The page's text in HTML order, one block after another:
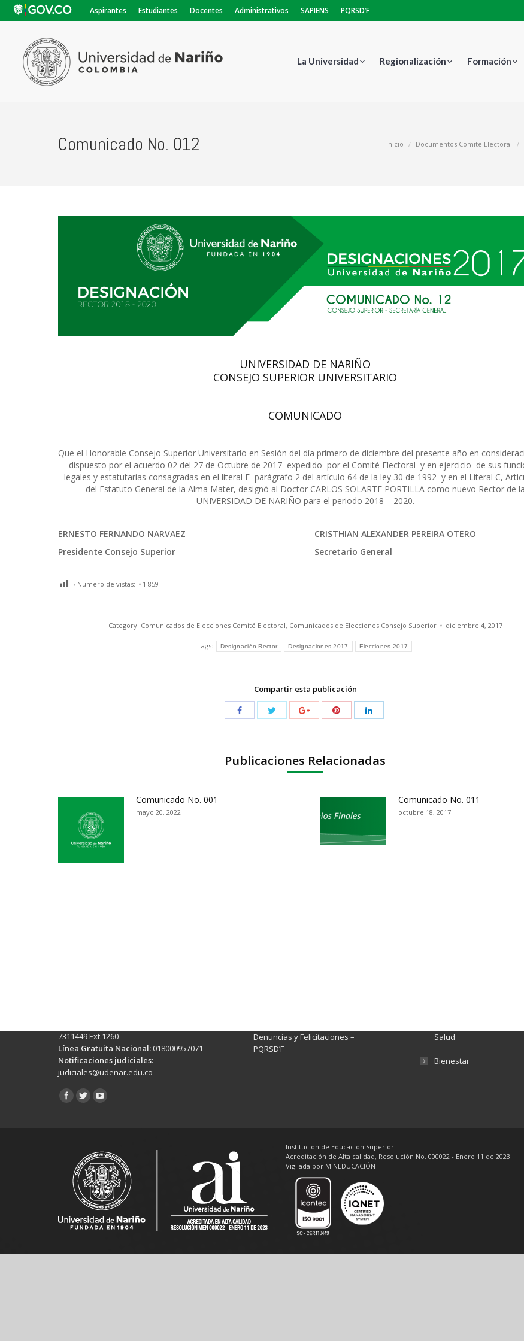
Aspirantes Estudiantes Docentes Administrativos SAPIENS PQRSD’F
La Universidad Regionalización Formación
Comunicado No. 012 Inicio Documentos Comité Electoral
UNIVERSIDAD DE NARIÑO
CONSEJO SUPERIOR UNIVERSITARIO
COMUNICADO
Que el Honorable Consejo Superior Universitario en Sesión del día primero de diciembre del presente año en
dispuesto por el acuerdo 02 del 27 de Octubre de 2017 expedido por el Comité Electoral y en ejercicio de sus
legales y estatutarias consagradas en el literal E parágrafo 2 del artículo 64 de la ley 30 de 1992 y en el Literal C,
del Estatuto General de la Alma Mater, designó al Doctor CARLOS SOLARTE PORTILLA como nuevo Rector de la
UNIVERSIDAD DE NARIÑO para el periodo 2018 – 2020.
ERNESTO FERNANDO NARVAEZ
Presidente Consejo Superior
CRISTHIAN ALEXANDER PEREIRA OTERO
Secretario General
Número de vistas: 1.859
Category: Comunicados de Elecciones Comité Electoral, Comunicados de Elecciones Consejo Superior diciembre 4, 2017
Tags: Designación Rector Designaciones 2017 Elecciones 2017
Compartir esta publicación
Publicaciones Relacionadas
Comunicado No. 001
mayo 20, 2022
Comunicado No. 011
octubre 18, 2017
7311449 Ext.1260
Línea Gratuita Nacional: 018000957071
Notificaciones judiciales:
judiciales@udenar.edu.co
Encuéntranos en:
Denuncias y Felicitaciones –
PQRSD’F
Salud
Bienestar
Institución de Educación Superior
Acreditación de Alta calidad, Resolución No. 000022 - Enero 11 de 2023
Vigilada por MINEDUCACIÓN